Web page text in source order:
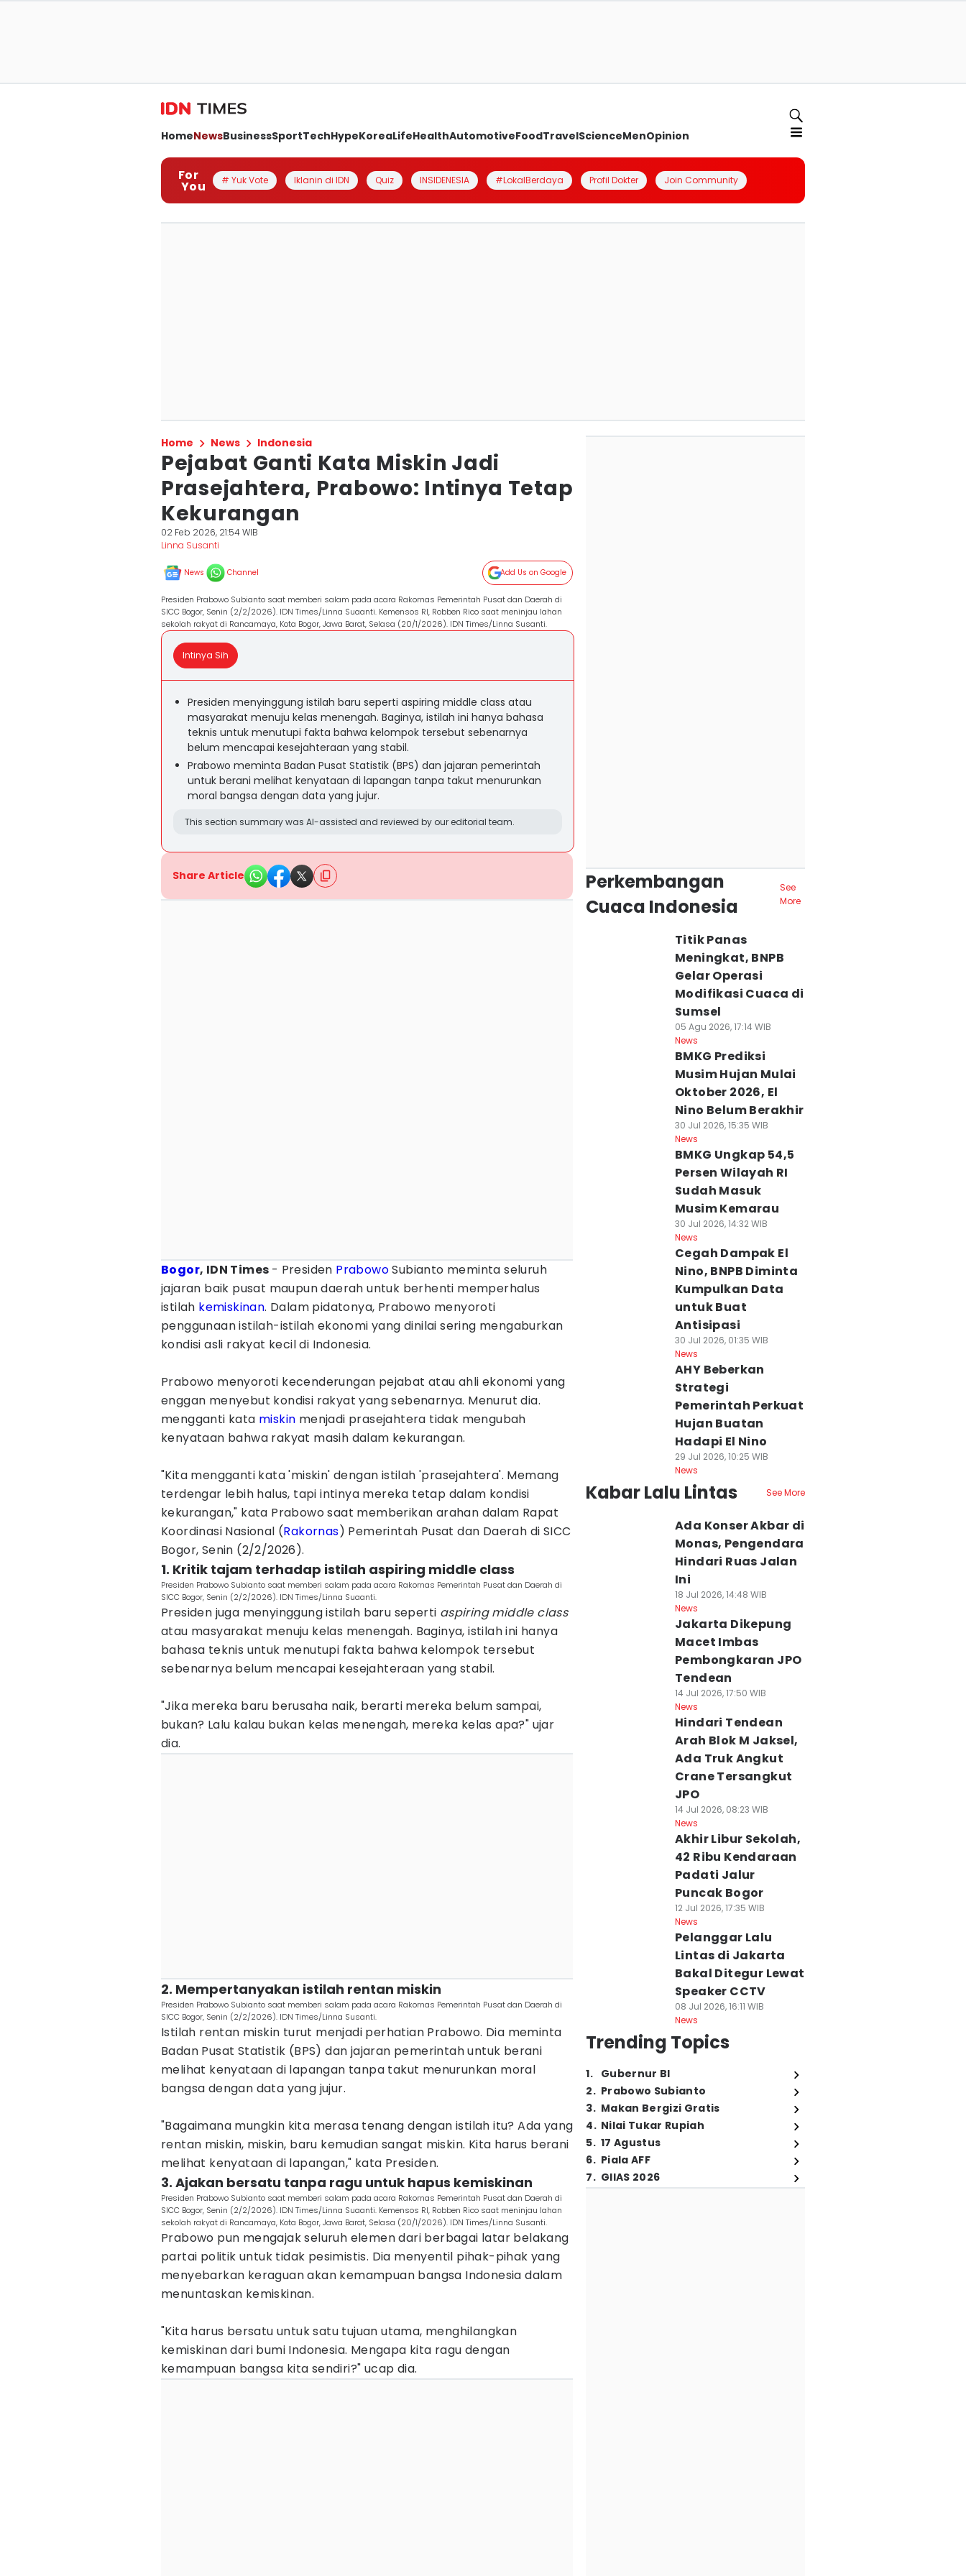
HomeNewsBusinessSportTechHypeKoreaLifeHealthAutomotiveFoodTravelScienceMenOpinion
For
You # Yuk Vote Iklanin di IDN Quiz INSIDENESIA #LokalBerdaya Profil Dokter Join Community
Home News Indonesia
Pejabat Ganti Kata Miskin Jadi
Prasejahtera, Prabowo: Intinya Tetap
Kekurangan
02 Feb 2026, 21:54 WIB
Linna Susanti
News Channel Add Us on Google
Presiden Prabowo Subianto saat memberi salam pada acara Rakornas Pemerintah Pusat dan Daerah di
SICC Bogor, Senin (2/2/2026). IDN Times/Linna Suaanti. Kemensos RI, Robben Rico saat meninjau lahan
sekolah rakyat di Rancamaya, Kota Bogor, Jawa Barat, Selasa (20/1/2026). IDN Times/Linna Susanti.
Intinya Sih
Presiden menyinggung istilah baru seperti aspiring middle class atau
masyarakat menuju kelas menengah. Baginya, istilah ini hanya bahasa
teknis untuk menutupi fakta bahwa kelompok tersebut sebenarnya
belum mencapai kesejahteraan yang stabil.
Prabowo meminta Badan Pusat Statistik (BPS) dan jajaran pemerintah
untuk berani melihat kenyataan di lapangan tanpa takut menurunkan
moral bangsa dengan data yang jujur.
This section summary was AI-assisted and reviewed by our editorial team.
Share Article
Bogor, IDN Times - Presiden PrabowoSubianto meminta seluruh
jajaran baik pusat maupun daerah untuk berhenti memperhalus
istilah kemiskinan. Dalam pidatonya, Prabowo menyoroti
penggunaan istilah-istilah ekonomi yang dinilai sering mengaburkan
kondisi asli rakyat kecil di Indonesia.
Prabowo menyoroti kecenderungan pejabat atau ahli ekonomi yang
enggan menyebut kondisi rakyat yang sebenarnya. Menurut dia.
mengganti kata miskin menjadi prasejahtera tidak mengubah
kenyataan bahwa rakyat masih dalam kekurangan.
"Kita mengganti kata 'miskin' dengan istilah 'prasejahtera'. Memang
terdengar lebih halus, tapi intinya mereka tetap dalam kondisi
kekurangan," kata Prabowo saat memberikan arahan dalam Rapat
Koordinasi Nasional (Rakornas) Pemerintah Pusat dan Daerah di SICC
Bogor, Senin (2/2/2026).
1. Kritik tajam terhadap istilah aspiring middle class
Presiden Prabowo Subianto saat memberi salam pada acara Rakornas Pemerintah Pusat dan Daerah di
SICC Bogor, Senin (2/2/2026). IDN Times/Linna Suaanti.
Presiden juga menyinggung istilah baru seperti aspiring middle class
atau masyarakat menuju kelas menengah. Baginya, istilah ini hanya
bahasa teknis untuk menutupi fakta bahwa kelompok tersebut
sebenarnya belum mencapai kesejahteraan yang stabil.
"Jika mereka baru berusaha naik, berarti mereka belum sampai,
bukan? Lalu kalau bukan kelas menengah, mereka kelas apa?" ujar
dia.
2. Mempertanyakan istilah rentan miskin
Presiden Prabowo Subianto saat memberi salam pada acara Rakornas Pemerintah Pusat dan Daerah di
SICC Bogor, Senin (2/2/2026). IDN Times/Linna Susanti.
Istilah rentan miskin turut menjadi perhatian Prabowo. Dia meminta
Badan Pusat Statistik (BPS) dan jajaran pemerintah untuk berani
melihat kenyataan di lapangan tanpa takut menurunkan moral
bangsa dengan data yang jujur.
"Bagaimana mungkin kita merasa tenang dengan istilah itu? Ada yang
rentan miskin, miskin, baru kemudian sangat miskin. Kita harus berani
melihat kenyataan di lapangan," kata Presiden.
3. Ajakan bersatu tanpa ragu untuk hapus kemiskinan
Presiden Prabowo Subianto saat memberi salam pada acara Rakornas Pemerintah Pusat dan Daerah di
SICC Bogor, Senin (2/2/2026). IDN Times/Linna Suaanti. Kemensos RI, Robben Rico saat meninjau lahan
sekolah rakyat di Rancamaya, Kota Bogor, Jawa Barat, Selasa (20/1/2026). IDN Times/Linna Susanti.
Prabowo pun mengajak seluruh elemen dari berbagai latar belakang
partai politik untuk tidak pesimistis. Dia menyentil pihak-pihak yang
menyebarkan keraguan akan kemampuan bangsa Indonesia dalam
menuntaskan kemiskinan.
"Kita harus bersatu untuk satu tujuan utama, menghilangkan
kemiskinan dari bumi Indonesia. Mengapa kita ragu dengan
kemampuan bangsa kita sendiri?" ucap dia.
Perkembangan
Cuaca Indonesia
See
More
Titik Panas
Meningkat, BNPB
Gelar Operasi
Modifikasi Cuaca di
Sumsel
05 Agu 2026, 17:14 WIB
News
BMKG Prediksi
Musim Hujan Mulai
Oktober 2026, El
Nino Belum Berakhir
30 Jul 2026, 15:35 WIB
News
BMKG Ungkap 54,5
Persen Wilayah RI
Sudah Masuk
Musim Kemarau
30 Jul 2026, 14:32 WIB
News
Cegah Dampak El
Nino, BNPB Diminta
Kumpulkan Data
untuk Buat
Antisipasi
30 Jul 2026, 01:35 WIB
News
AHY Beberkan
Strategi
Pemerintah Perkuat
Hujan Buatan
Hadapi El Nino
29 Jul 2026, 10:25 WIB
News
Kabar Lalu Lintas See More
Ada Konser Akbar di
Monas, Pengendara
Hindari Ruas Jalan
Ini
18 Jul 2026, 14:48 WIB
News
Jakarta Dikepung
Macet Imbas
Pembongkaran JPO
Tendean
14 Jul 2026, 17:50 WIB
News
Hindari Tendean
Arah Blok M Jaksel,
Ada Truk Angkut
Crane Tersangkut
JPO
14 Jul 2026, 08:23 WIB
News
Akhir Libur Sekolah,
42 Ribu Kendaraan
Padati Jalur
Puncak Bogor
12 Jul 2026, 17:35 WIB
News
Pelanggar Lalu
Lintas di Jakarta
Bakal Ditegur Lewat
Speaker CCTV
08 Jul 2026, 16:11 WIB
News
Trending Topics
1. Gubernur BI
2. Prabowo Subianto
3. Makan Bergizi Gratis
4. Nilai Tukar Rupiah
5. 17 Agustus
6. Piala AFF
7. GIIAS 2026